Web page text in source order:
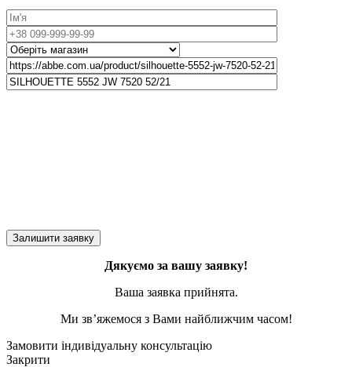
Дякуємо за вашу заявку!
Ваша заявка прийнята.
Ми зв’яжемося з Вами найближчим часом!
Замовити індивідуальну консультацію
Закрити